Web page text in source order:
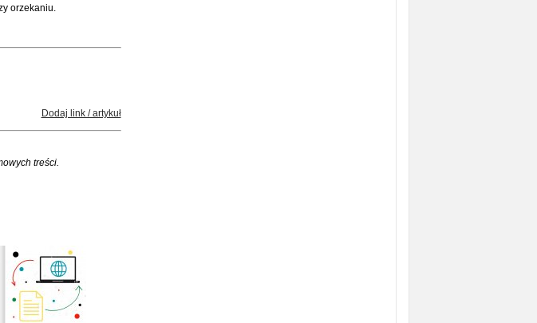
orzekaniu.
Dodaj link / artykuł
treści.